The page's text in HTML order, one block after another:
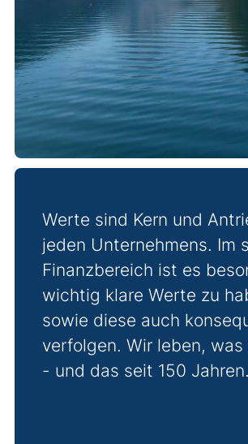
Werte sind Kern und
jeden Unternehmens. Im
Finanzbereich ist es
wichtig klare Werte zu
sowie diese auch
verfolgen. Wir leben, was
- und das seit 150 Jahren.